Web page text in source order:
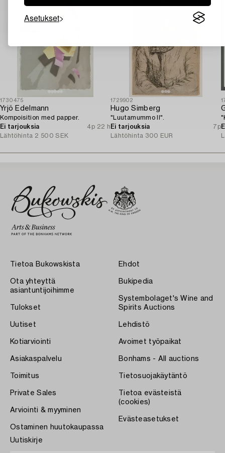
Asetukset
1730475
Yrjö Edelmann
Kompoisition med papper.
Ei tarjouksia
4p 22 h
Lähtöhinta 2 500 SEK
1729902
Hugo Simberg
"Luutamummo II".
Ei tarjouksia
7p
Lähtöhinta 300 EUR
Tietoa Bukowskista
Ota yhteyttä
asiantuntijoihimme
Tulokset
Uutiset
Kotiarviointi
Asiakaspalvelu
Toimitus
Private Sales
Arviointi & myyminen
Ostaminen huutokaupassa
Ehdot
Bukipedia
Systembolaget's Wine and
Spirits Auctions
Lehdistö
Avoimet työpaikat
Bonhams - All auctions
Tietosuojakäytäntö
Tietoa evästeistä
(cookies)
Evästeasetukset
Uutiskirje